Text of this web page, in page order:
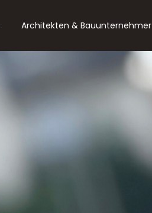
Architekten & Bauunternehmer